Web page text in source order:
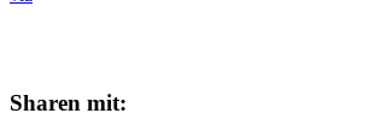
Sharen mit: